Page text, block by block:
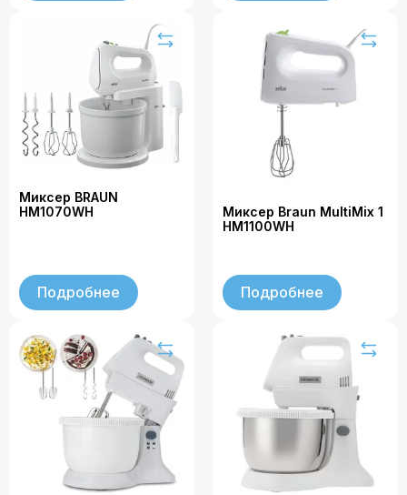
Миксер BRAUN
HM1070WH
Подробнее
Миксер Braun MultiMix 1
HM1100WH
Подробнее